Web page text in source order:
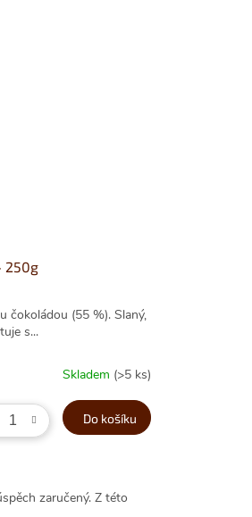
250g
čokoládou (55 %). Slaný,
s...
Skladem (>5 ks)
Do košíku
zaručený. Z této